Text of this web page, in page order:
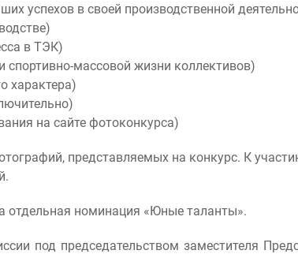
успехов в своей производственной
в ТЭК)
массовой жизни коллективов)
характера)
на сайте фотоконкурса)
представляемых на конкурс. К
отдельная номинация «Юные таланты».
под председательством заместителя